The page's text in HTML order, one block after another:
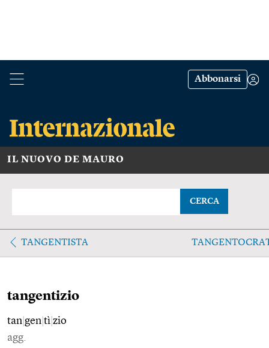
Abbonarsi
IL NUOVO DE MAURO
CERCA
TANGENTISTA
tangentizio
tan gen tì zio
agg.